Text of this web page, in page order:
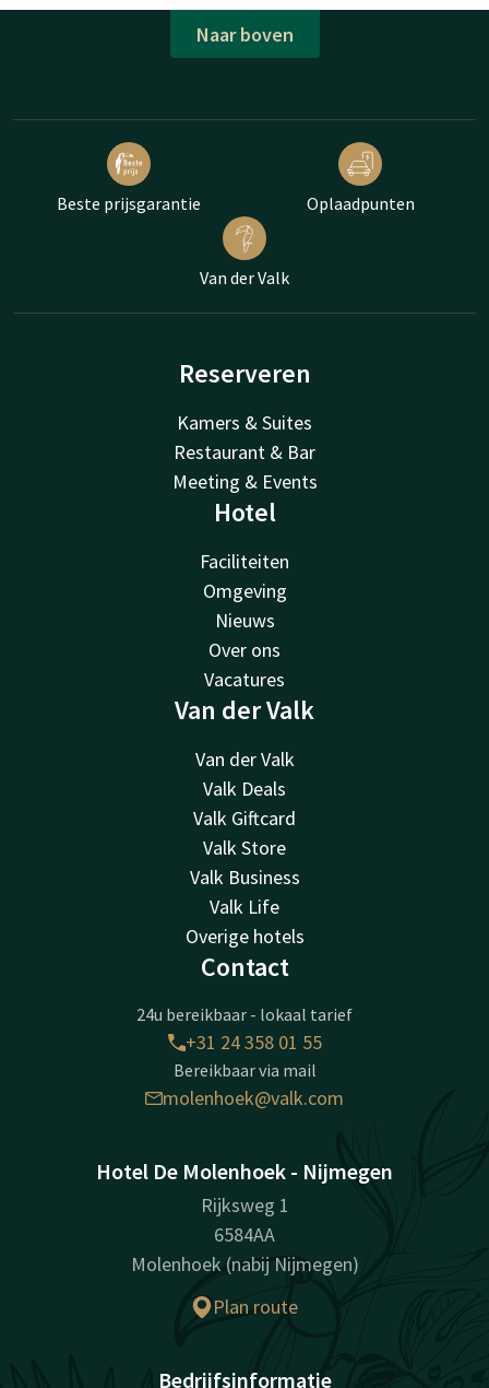
Naar boven
Beste prijsgarantie Oplaadpunten
Van der Valk
Reserveren
Kamers & Suites
Restaurant & Bar
Meeting & Events
Hotel
Faciliteiten
Omgeving
Nieuws
Over ons
Vacatures
Van der Valk
Van der Valk
Valk Deals
Valk Giftcard
Valk Store
Valk Business
Valk Life
Overige hotels
Contact
24u bereikbaar - lokaal tarief
+31 24 358 01 55
Bereikbaar via mail
molenhoek@valk.com
Hotel De Molenhoek - Nijmegen
Rijksweg 1
6584AA
Molenhoek (nabij Nijmegen)
Plan route
Bedrijfsinformatie